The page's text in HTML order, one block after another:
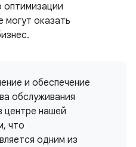
оптимизации
могут оказать
и обеспечение
обслуживания
центре нашей
что
одним из